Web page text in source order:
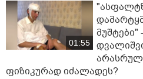
01:55
მუშტები"
ფიზიკურად იძალადეს?